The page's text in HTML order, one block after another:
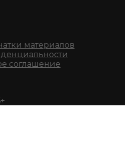
материалов
соглашение